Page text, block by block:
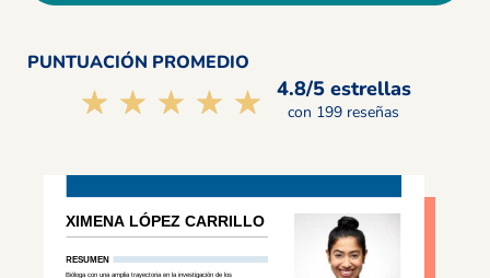
PUNTUACIÓN PROMEDIO
☆☆☆☆☆
★★★★★ 4.8/5 estrellas
con 199 reseñas